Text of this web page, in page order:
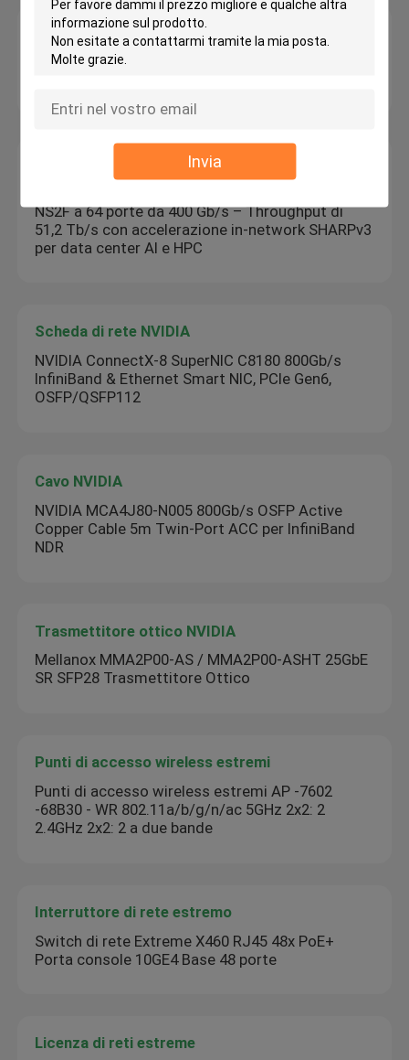
Invia
Ricetrasmettitore ottico di Mellanox
MMA4Z00-NS trasmettitore ottico mellanox
Nvidia Network Switch
NS2F a 64 porte da 400 Gb/s – Throughput di
51,2 Tb/s con accelerazione in-network SHARPv3
per data center AI e HPC
Scheda di rete NVIDIA
NVIDIA ConnectX-8 SuperNIC C8180 800Gb/s
InfiniBand & Ethernet Smart NIC, PCIe Gen6,
OSFP/QSFP112
Cavo NVIDIA
NVIDIA MCA4J80-N005 800Gb/s OSFP Active
Copper Cable 5m Twin-Port ACC per InfiniBand
NDR
Trasmettitore ottico NVIDIA
Mellanox MMA2P00-AS / MMA2P00-ASHT 25GbE
SR SFP28 Trasmettitore Ottico
Punti di accesso wireless estremi
Punti di accesso wireless estremi AP -7602
-68B30 - WR 802.11a/b/g/n/ac 5GHz 2x2: 2
2.4GHz 2x2: 2 a due bande
Interruttore di rete estremo
Switch di rete Extreme X460 RJ45 48x PoE+
Porta console 10GE4 Base 48 porte
Licenza di reti estreme